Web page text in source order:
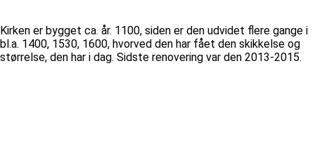
Kirken er bygget ca. år. 1100, siden er den udvidet flere gange i
bl.a. 1400, 1530, 1600, hvorved den har fået den skikkelse og
størrelse, den har i dag. Sidste renovering var den 2013-2015.